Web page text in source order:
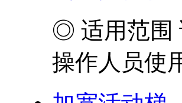
◎ 适用范围
操作人员使